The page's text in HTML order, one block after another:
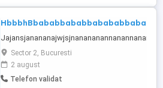
Sector 2, Bucuresti
2 august
Telefon validat